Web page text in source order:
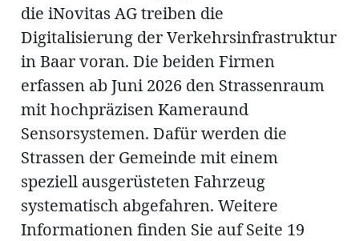
die iNovitas AG treiben die
Digitalisierung der Verkehrsinfrastruktur
in Baar voran. Die beiden Firmen
erfassen ab Juni 2026 den Strassenraum
mit hochpräzisen Kameraund
Sensorsystemen. Dafür werden die
Strassen der Gemeinde mit einem
speziell ausgerüsteten Fahrzeug
systematisch abgefahren. Weitere
Informationen finden Sie auf Seite 19